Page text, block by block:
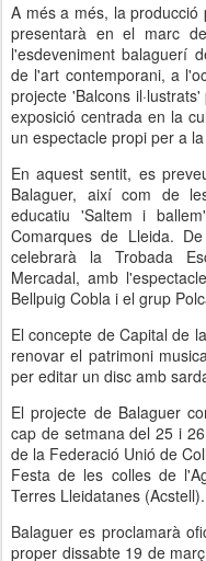
A més a més, la
presentarà en el marc
l'esdeveniment balaguerí
de l'art contemporani, a
projecte 'Balcons
exposició centrada en la
un espectacle propi per a
En aquest sentit, es
Balaguer, així com de
educatiu 'Saltem i
Comarques de Lleida.
celebrarà la Trobada
Mercadal, amb
Bellpuig Cobla i el grup
El concepte de Capital de
renovar el patrimoni
per editar un disc amb
El projecte de Balaguer
cap de setmana del 25 i
de la Federació Unió de
Festa de les colles de
Terres Lleidatanes (Acstell).
Balaguer es proclamarà
proper dissabte 19 de